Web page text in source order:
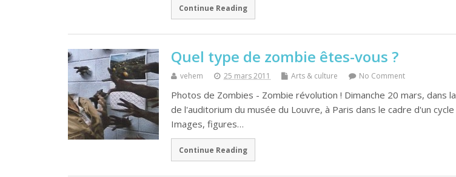
Continue Reading
Quel type de zombie êtes-vous ?
vehem 25 mars 2011 Arts & culture No Comment
Photos de Zombies - Zombie révolution ! Dimanche 20 mars, dans
de l'auditorium du musée du Louvre, à Paris dans le cadre d'un
Images, figures…
Continue Reading